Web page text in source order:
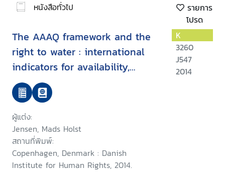
หนังสือทั่วไป
รายการ
โปรด
The AAAQ framework and the
right to water : international
indicators for availability,
accessibility, acceptability and
quality : an issue paper of the
AAAQ Toolbox
ผู้แต่ง:
Jensen, Mads Holst
สถานที่พิมพ์:
Copenhagen, Denmark : Danish
Institute for Human Rights, 2014.
K
3260
J547
2014